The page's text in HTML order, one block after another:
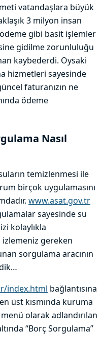
vatandaşlara büyük
3 milyon insan
gibi basit işlemler
gidilme zorunluluğu
kaybederdi. Oysaki
hizmetleri sayesinde
faturanızın ne
ödeme
Nasıl
temizlenmesi ile
birçok uygulamasını
www.asat.gov.tr
sayesinde su
kolaylıkla
gereken
sorgulama aracının
index.html bağlantısına
üst kısmında kuruma
olarak adlandırılan
“Borç Sorgulama”